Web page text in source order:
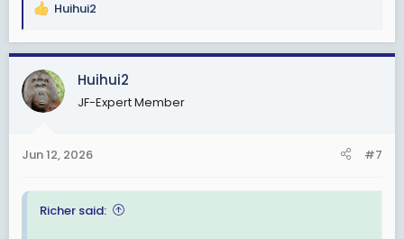
R
a
c
t
i
s
Huihui2
Huihui2
JF-Expert Member
Jun 12, 2026 #7
Richer said: